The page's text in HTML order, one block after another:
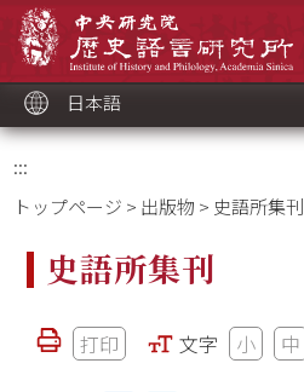
ッ
ク
日本語
:::
トップページ > 出版物 > 史語所集刊
史語所集刊
打印 文字 小 中